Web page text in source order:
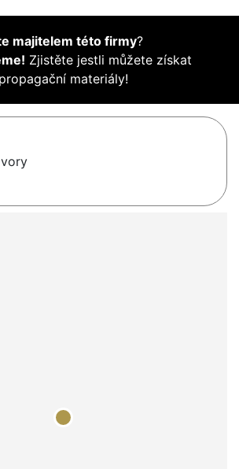
majitelem této firmy?
Zjistěte jestli můžete získat
propagační materiály!